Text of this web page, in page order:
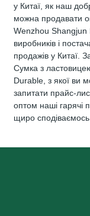
у Китаї, як наш
можна продавати
Wenzhou Shangjun
виробників і
продажів у Китаї.
Сумка з
Durable, з якої ви
запитати прайс-
оптом наші гарячі
щиро